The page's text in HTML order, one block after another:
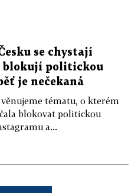
se chystají
blokují politickou
je nečekaná
tématu, o kterém
blokovat politickou
a...